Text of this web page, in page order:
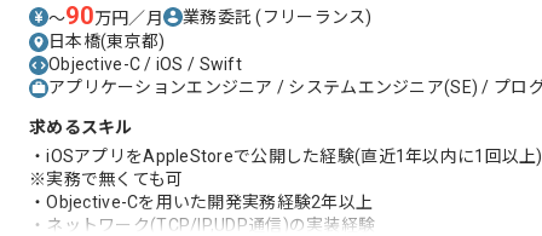
〜90万円／月 業務委託(フリーランス)
日本橋(東京都)
Objective-C / iOS / Swift
アプリケーションエンジニア / システムエンジニア(SE) / プロ
求めるスキル
・iOSアプリをAppleStoreで公開した経験(直近1年以内に1回以上)
※実務で無くても可
・Objective-Cを用いた開発実務経験2年以上
・ネットワーク(TCP/IP,UDP通信)の実装経験